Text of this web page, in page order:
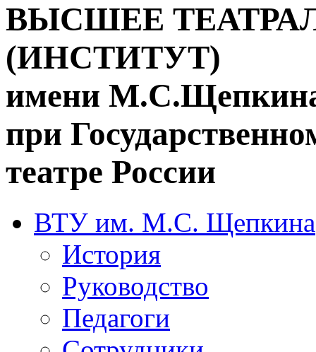
ВЫСШЕЕ
(ИНСТИТУТ)
имени
при
театре России
ВТУ им. М.С. Щепкина
История
Руководство
Педагоги